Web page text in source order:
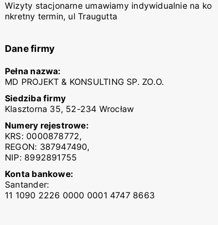
Wizyty stacjonarne umawiamy indywidualnie na ko
nkretny termin, ul Traugutta
Dane firmy
Pełna nazwa:
MD PROJEKT & KONSULTING SP. ZO.O.
Siedziba firmy
Klasztorna 35, 52-234 Wrocław
Numery rejestrowe:
KRS: 0000878772,
REGON: 387947490,
NIP: 8992891755
Konta bankowe:
Santander:
11 1090 2226 0000 0001 4747 8663